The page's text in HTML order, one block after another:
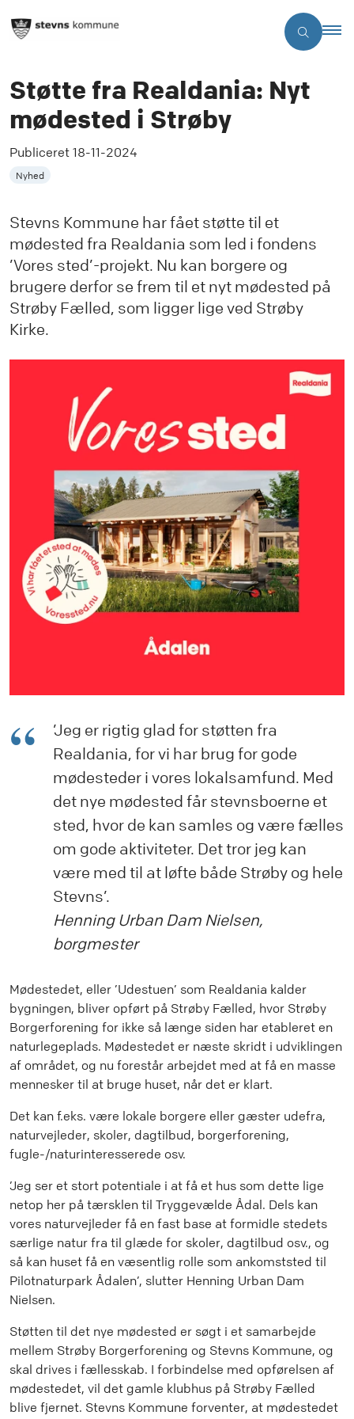
Støtte fra Realdania: Nyt
mødested i Strøby
Publiceret18-11-2024
Nyhed
Stevns Kommune har fået støtte til et
mødested fra Realdania som led i fondens
’Vores sted’-projekt. Nu kan borgere og
brugere derfor se frem til et nyt mødested på
Strøby Fælled, som ligger lige ved Strøby
Kirke.
’Jeg er rigtig glad for støtten fra
Realdania, for vi har brug for gode
mødesteder i vores lokalsamfund. Med
det nye mødested får stevnsboerne et
sted, hvor de kan samles og være fælles
om gode aktiviteter. Det tror jeg kan
være med til at løfte både Strøby og hele
Stevns’.
Henning Urban Dam Nielsen,
borgmester
Mødestedet, eller ’Udestuen’ som Realdania kalder
bygningen, bliver opført på Strøby Fælled, hvor Strøby
Borgerforening for ikke så længe siden har etableret en
naturlegeplads. Mødestedet er næste skridt i udviklingen
af området, og nu forestår arbejdet med at få en masse
mennesker til at bruge huset, når det er klart.
Det kan f.eks. være lokale borgere eller gæster udefra,
naturvejleder, skoler, dagtilbud, borgerforening,
fugle-/naturinteresserede osv.
’Jeg ser et stort potentiale i at få et hus som dette lige
netop her på tærsklen til Tryggevælde Ådal. Dels kan
vores naturvejleder få en fast base at formidle stedets
særlige natur fra til glæde for skoler, dagtilbud osv., og
så kan huset få en væsentlig rolle som ankomststed til
Pilotnaturpark Ådalen’, slutter Henning Urban Dam
Nielsen.
Støtten til det nye mødested er søgt i et samarbejde
mellem Strøby Borgerforening og Stevns Kommune, og
skal drives i fællesskab. I forbindelse med opførelsen af
mødestedet, vil det gamle klubhus på Strøby Fælled
blive fjernet. Stevns Kommune forventer, at mødestedet